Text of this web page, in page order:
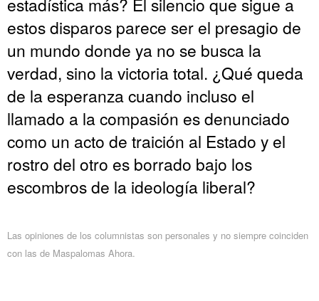
estos disparos parece ser el presagio de
un mundo donde ya no se busca la
verdad, sino la victoria total. ¿Qué queda
de la esperanza cuando incluso el
llamado a la compasión es denunciado
como un acto de traición al Estado y el
rostro del otro es borrado bajo los
escombros de la ideología liberal?
Las opiniones de los columnistas son personales y no siempre coinciden
con las de Maspalomas Ahora.